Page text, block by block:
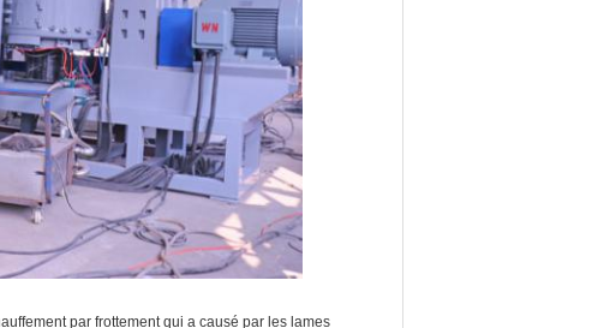
par frottement qui a causé par les lames